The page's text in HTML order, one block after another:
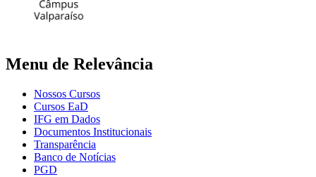
Menu de Relevância
Nossos Cursos
Cursos EaD
IFG em Dados
Documentos Institucionais
Transparência
Banco de Notícias
PGD